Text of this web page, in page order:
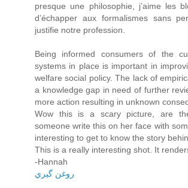
presque une philosophie, j’aime les
d’échapper aux formalismes sans
justifie notre profession.
Being informed consumers of the
systems in place is important in
welfare social policy. The lack of
a knowledge gap in need of further
more action resulting in unknown
Wow this is a scary picture, are
someone write this on her face with
interesting to get to know the story
This is a really interesting shot. It
-Hannah
روغن گيري